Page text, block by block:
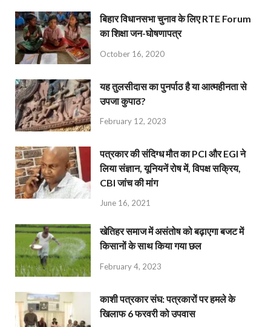
बिहार विधानसभा चुनाव के लिए RTE Forum
का शिक्षा जन-घोषणापत्र
October 16, 2020
यह तुलसीदास का पुनर्पाठ है या आत्महीनता से
उपजा कुपाठ?
February 12, 2023
पत्रकार की संदिग्ध मौत का PCI और EGI ने
लिया संज्ञान, यूनियनें रोष में, विपक्ष सक्रिय,
CBI जांच की मांग
June 16, 2021
खेतिहर समाज में असंतोष को बढ़ाएगा बजट में
किसानों के साथ किया गया छल
February 4, 2023
काशी पत्रकार संघ: पत्रकारों पर हमले के
खिलाफ 6 फरवरी को उपवास